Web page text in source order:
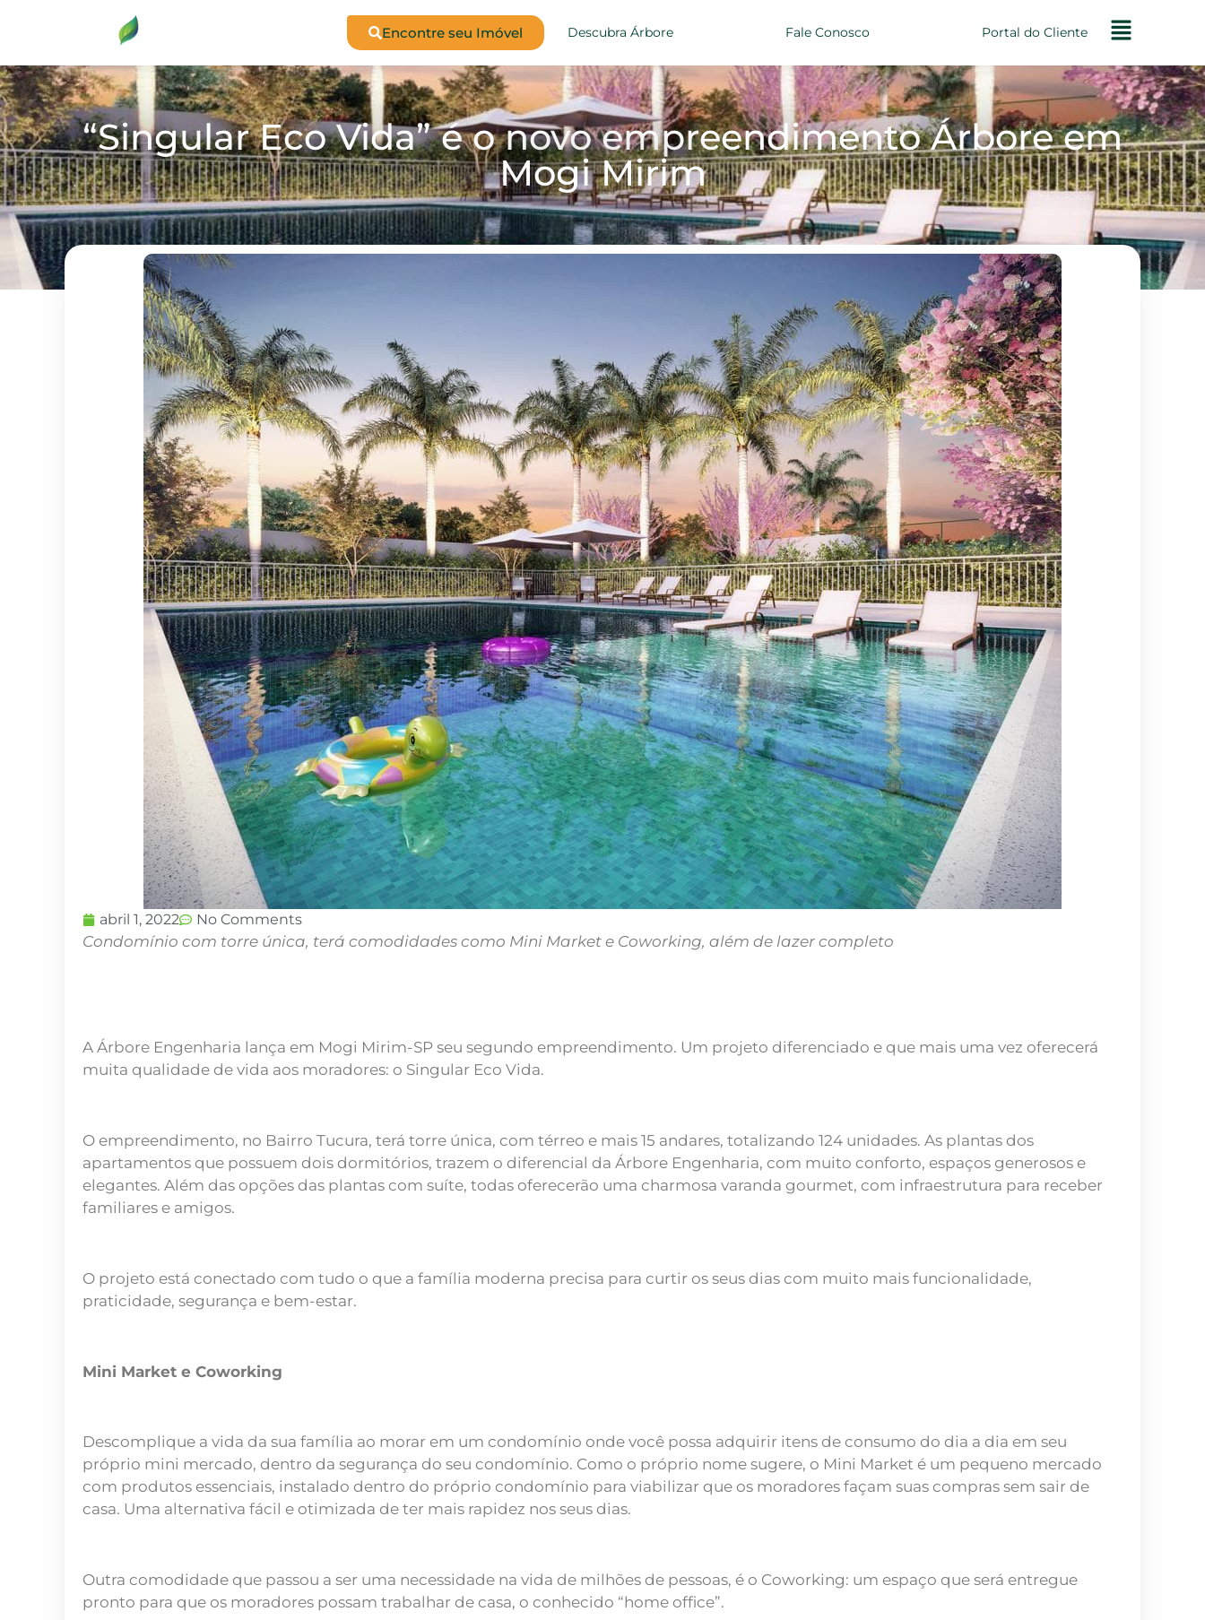
Encontre seu Imóvel Descubra Árbore Fale Conosco Portal do Cliente
“Singular Eco Vida” é o novo empreendimento Árbore em
Mogi Mirim
abril 1, 2022 No Comments
Condomínio com torre única, terá comodidades como Mini Market e Coworking, além de lazer completo
A Árbore Engenharia lança em Mogi Mirim-SP seu segundo empreendimento. Um projeto diferenciado e que mais uma vez oferecerá
muita qualidade de vida aos moradores: o Singular Eco Vida.
O empreendimento, no Bairro Tucura, terá torre única, com térreo e mais 15 andares, totalizando 124 unidades. As plantas dos
apartamentos que possuem dois dormitórios, trazem o diferencial da Árbore Engenharia, com muito conforto, espaços generosos e
elegantes. Além das opções das plantas com suíte, todas oferecerão uma charmosa varanda gourmet, com infraestrutura para receber
familiares e amigos.
O projeto está conectado com tudo o que a família moderna precisa para curtir os seus dias com muito mais funcionalidade,
praticidade, segurança e bem-estar.
Mini Market e Coworking
Descomplique a vida da sua família ao morar em um condomínio onde você possa adquirir itens de consumo do dia a dia em seu
próprio mini mercado, dentro da segurança do seu condomínio. Como o próprio nome sugere, o Mini Market é um pequeno mercado
com produtos essenciais, instalado dentro do próprio condomínio para viabilizar que os moradores façam suas compras sem sair de
casa. Uma alternativa fácil e otimizada de ter mais rapidez nos seus dias.
Outra comodidade que passou a ser uma necessidade na vida de milhões de pessoas, é o Coworking: um espaço que será entregue
pronto para que os moradores possam trabalhar de casa, o conhecido “home office”.